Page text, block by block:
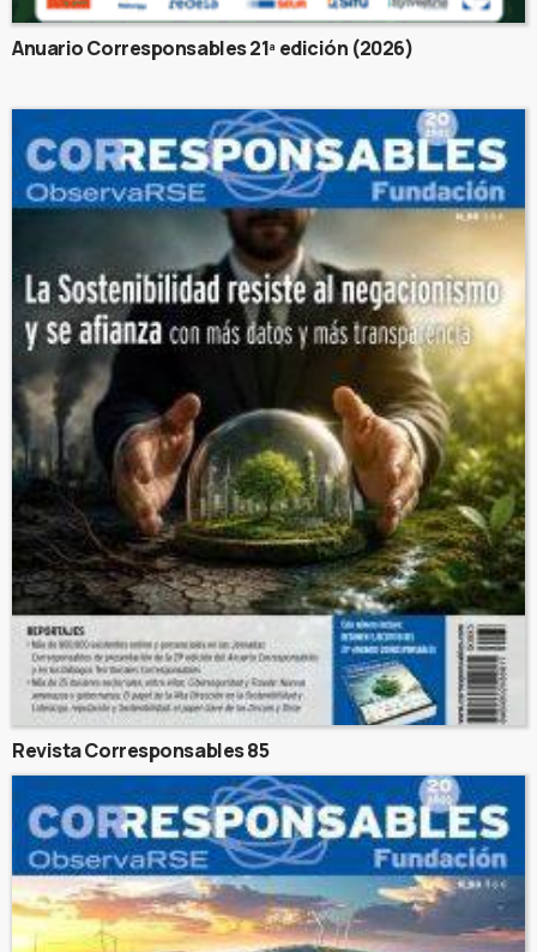
Anuario Corresponsables 21ª edición (2026)
Revista Corresponsables 85